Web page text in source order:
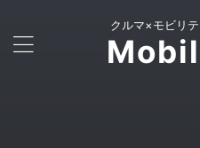
クルマ×モビリ